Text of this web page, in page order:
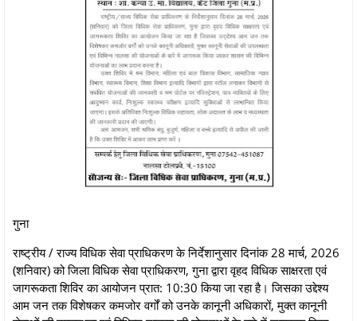
गुना
राष्ट्रीय / राज्य विधिक सेवा प्राधिकरण के निर्देशानुसार दिनांक 28 मार्च, 2026
(शनिवार) को जिला विधिक सेवा प्राधिकरण, गुना द्वारा वृहद विधिक साक्षरता एवं
जागरूकता शिविर का आयोजन प्रात: 10:30 किया जा रहा है। जिसका उद्देश्य
आम जन तक विशेषकर कमजोर वर्गों को उनके कानूनी अधिकारों, मुक्त कानूनी